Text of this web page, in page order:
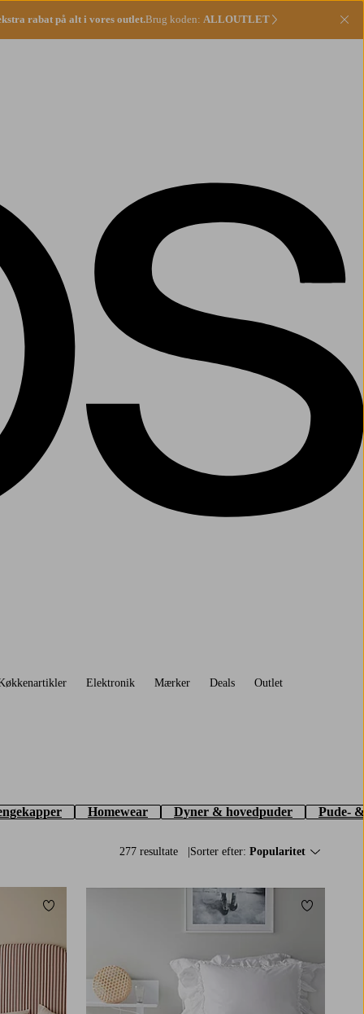
rabat på alt i vores outlet.Brug koden: ALLOUTLET
Elektronik Mærker Deals Outlet
Homewear Dyner & hovedpuder Pude-
277 resultate Sorter efter: Popularitet
Tilføj til favoritter Tilføj til